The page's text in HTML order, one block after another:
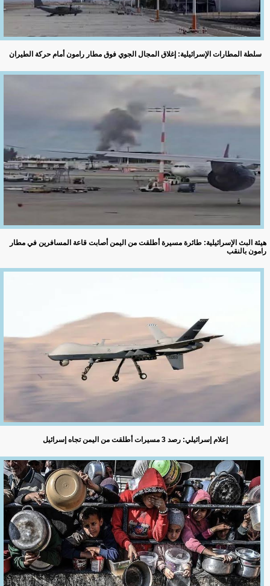
سلطة المطارات الإسرائيلية: إغلاق المجال الجوي فوق مطار رامون أمام حركة الطيران
هيئة البث الإسرائيلية: طائرة مسيرة أطلقت من اليمن أصابت قاعة المسافرين في مطار
رامون بالنقب
إعلام إسرائيلي: رصد 3 مسيرات أطلقت من اليمن تجاه إسرائيل